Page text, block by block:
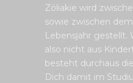
Zöliakie wird
sowie zwischen
Lebensjahr gestellt.
also nicht aus
besteht durchaus
Dich damit im